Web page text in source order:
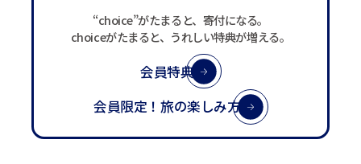
“choice”がたまると、寄付になる。
choiceがたまると、うれしい特典が増える。
会員特典
についてはこちら
会員限定！旅の楽しみ方
についてはこちら